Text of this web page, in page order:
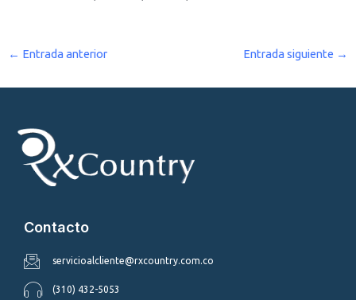
← Entrada anterior Entrada siguiente →
Contacto
servicioalcliente@rxcountry.com.co
(310) 432-5053